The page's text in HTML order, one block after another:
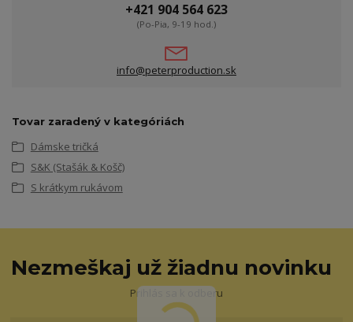
+421 904 564 623
(Po-Pia, 9-19 hod.)
info@peterproduction.sk
Tovar zaradený v kategóriách
Dámske tričká
S&K (Stašák & Košč)
S krátkym rukávom
Nezmeškaj už žiadnu novinku
Prihlás sa k odberu